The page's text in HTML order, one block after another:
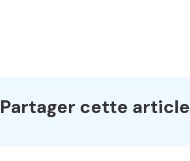
Partager cette article